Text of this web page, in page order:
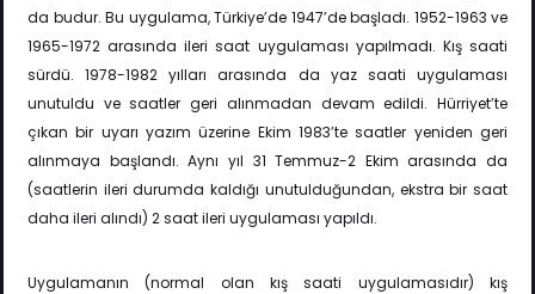
da budur. Bu uygulama, Türkiye’de 1947’de başladı. 1952-1963 ve
1965-1972 arasında ileri saat uygulaması yapılmadı. Kış saati
sürdü. 1978-1982 yılları arasında da yaz saati uygulaması
unutuldu ve saatler geri alınmadan devam edildi. Hürriyet’te
çıkan bir uyarı yazım üzerine Ekim 1983’te saatler yeniden geri
alınmaya başlandı. Aynı yıl 31 Temmuz-2 Ekim arasında da
(saatlerin ileri durumda kaldığı unutulduğundan, ekstra bir saat
daha ileri alındı) 2 saat ileri uygulaması yapıldı.
Uygulamanın (normal olan kış saati uygulamasıdır) kış